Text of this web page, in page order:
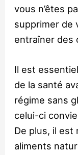
vous n’êtes
supprimer de
entraîner des
Il est
de la santé
régime sans
celui-ci
De plus, il est
aliments